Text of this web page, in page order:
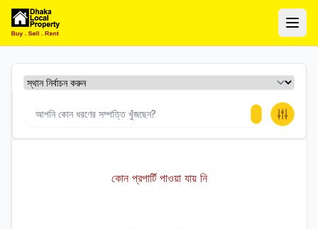
ঢাকা লোকাল প্রপার্টি
কোন প্রপার্টি পাওয়া যায় নি